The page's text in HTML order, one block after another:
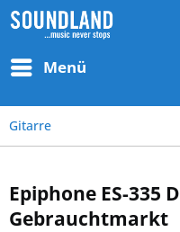
Menü
Gitarre
Epiphone ES-335
Gebrauchtmarkt